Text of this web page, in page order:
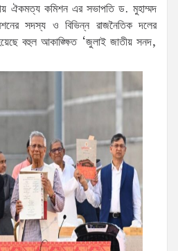
ঐকমত্য কমিশন এর সভাপতি ড. মুহাম্মদ
সদস্য ও বিভিন্ন রাজনৈতিক দলের
হয়েছে বহুল আকাঙ্ক্ষিত ‘জুলাই জাতীয় সনদ,